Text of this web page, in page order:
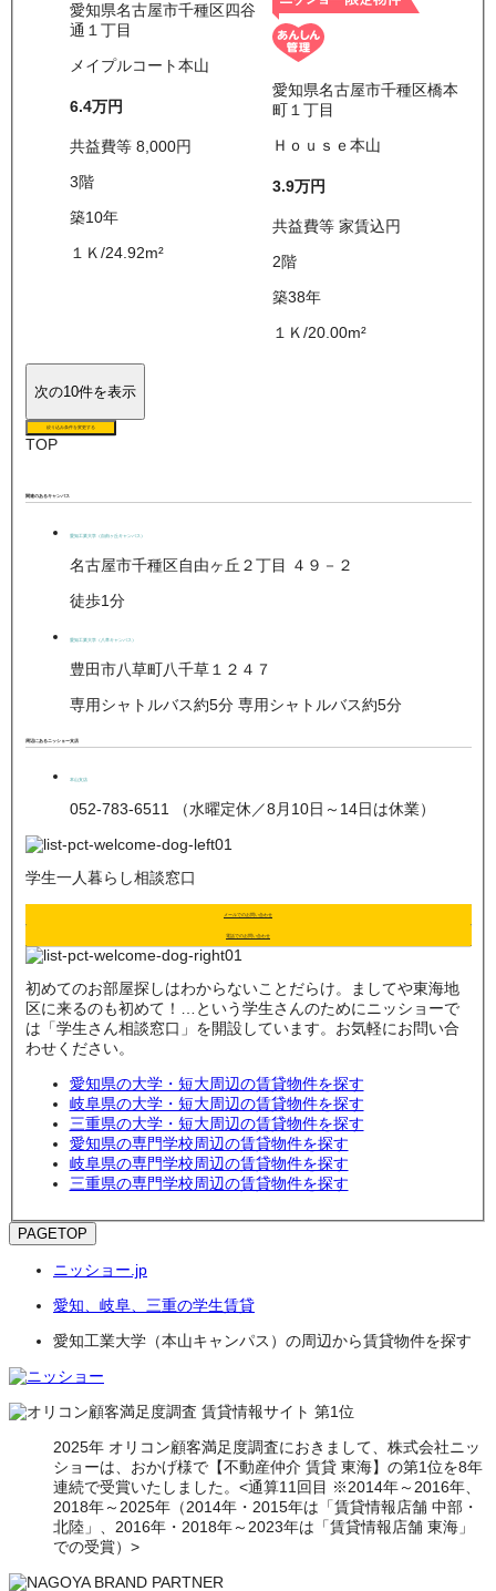
愛知県名古屋市千種区四谷
通１丁目
メイプルコート本山
6.4万円
共益費等 8,000円
3階
築10年
１Ｋ/24.92m²
愛知県名古屋市千種区橋本
町１丁目
Ｈｏｕｓｅ本山
3.9万円
共益費等家賃込円
2階
築38年
１Ｋ/20.00m²
次の10件を表示
絞り込み条件を変更する
TOP
関連のあるキャンパス
愛知工業大学（自由ヶ丘キャンパス）
名古屋市千種区自由ヶ丘２丁目 ４９－２
徒歩1分
愛知工業大学（八草キャンパス）
豊田市八草町八千草１２４７
専用シャトルバス約5分 専用シャトルバス約5分
周辺にあるニッショー支店
本山支店
052-783-6511 （水曜定休／8月10日～14日は休業）
学生一人暮らし相談窓口
メールでのお問い合わせ
電話でのお問い合わせ
初めてのお部屋探しはわからないことだらけ。ましてや東海地
区に来るのも初めて！…という学生さんのためにニッショーで
は「学生さん相談窓口」を開設しています。お気軽にお問い合
わせください。
愛知県の大学・短大周辺の賃貸物件を探す
岐阜県の大学・短大周辺の賃貸物件を探す
三重県の大学・短大周辺の賃貸物件を探す
愛知県の専門学校周辺の賃貸物件を探す
岐阜県の専門学校周辺の賃貸物件を探す
三重県の専門学校周辺の賃貸物件を探す
PAGETOP
ニッショー.jp
愛知、岐阜、三重の学生賃貸
愛知工業大学（本山キャンパス）の周辺から賃貸物件を探す
2025年 オリコン顧客満足度調査におきまして、株式会社ニッ
ショーは、おかげ様で【不動産仲介 賃貸 東海】の第1位を8年
連続で受賞いたしました。<通算11回目 ※2014年～2016年、
2018年～2025年（2014年・2015年は「賃貸情報店舗 中部・
北陸」、2016年・2018年～2023年は「賃貸情報店舗 東海」
での受賞）>